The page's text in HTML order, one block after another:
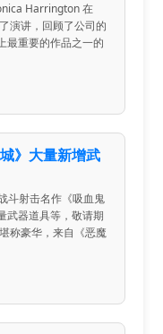
Harrington 在
演讲，回顾了公司的
最重要的作品之一的
》大量新增武
斗射击名作《吸血鬼
武器道具等，敬请期
称豪华，来自《恶魔